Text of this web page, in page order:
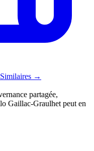
Similaires →